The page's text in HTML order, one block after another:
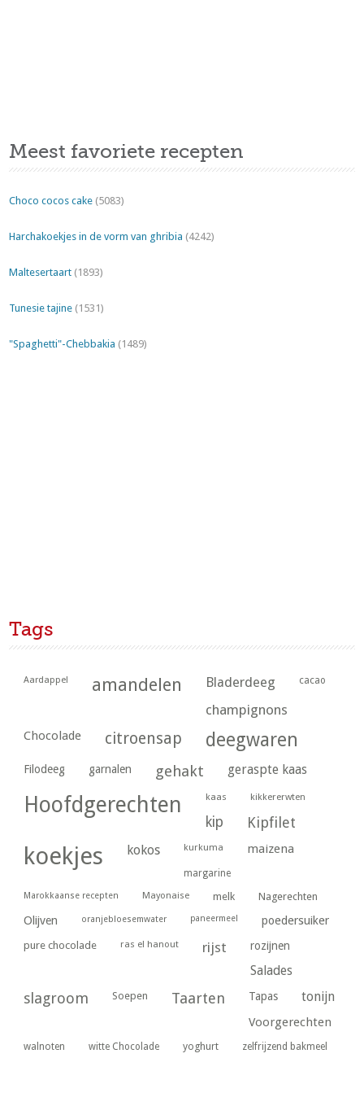
Meest favoriete recepten
Choco cocos cake (5083)
Harchakoekjes in de vorm van ghribia (4242)
Maltesertaart (1893)
Tunesie tajine (1531)
"Spaghetti"-Chebbakia (1489)
Tags
Aardappel amandelen Bladerdeeg cacao
champignons
Chocolade citroensap deegwaren
Filodeeg garnalen gehakt geraspte kaas
Hoofdgerechten kaas kikkererwten
kip Kipfilet
koekjes kokos kurkuma maizena
margarine
Marokkaanse recepten Mayonaise melk Nagerechten
Olijven oranjebloesemwater paneermeel poedersuiker
pure chocolade ras el hanout rijst rozijnen
Salades
slagroom Soepen Taarten Tapas tonijn
Voorgerechten
walnoten witte Chocolade yoghurt zelfrijzend bakmeel